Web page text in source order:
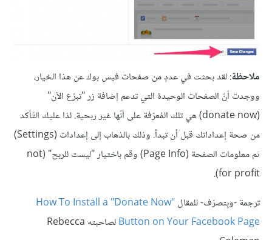
ملاحظة: لقد بحثت في عددٍ من صفحات فيس بوك عن هذا الخيار،
ووجدت أنّ الصفحات الوحيدة التي تدعم إضافة زر "تبرّع الآن"
(donate now) هي تلك المُعرّفة على أنّها غير ربحية. لذا عليك التّأكد
من صحة إعداداتك قبل أن تبدأ. وذلك بالذهاب إلى إعدادات (Settings)
ثم معلومات الصفحة (Page Info) وقم باختيار "ليست للربح" (not
for profit).
ترجمة -وبِتصرّف- للمقالHow To Install a "Donate Now"
Button on Your Facebook Page
لصاحبته Rebecca